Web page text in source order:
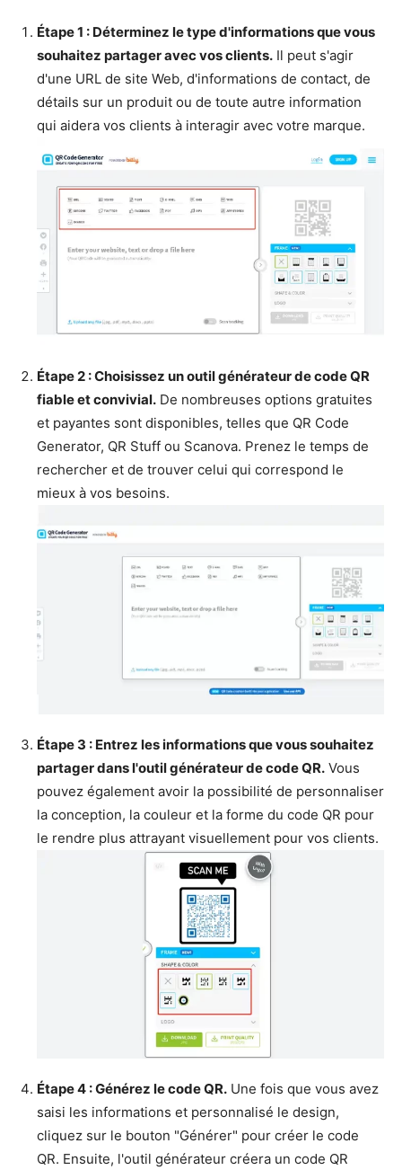
Étape 1 : Déterminez le type d'informations que vous
souhaitez partager avec vos clients. Il peut s'agir
d'une URL de site Web, d'informations de contact, de
détails sur un produit ou de toute autre information
qui aidera vos clients à interagir avec votre marque.
Étape 2 : Choisissez un outil générateur de code QR
fiable et convivial. De nombreuses options gratuites
et payantes sont disponibles, telles que QR Code
Generator, QR Stuff ou Scanova. Prenez le temps de
rechercher et de trouver celui qui correspond le
mieux à vos besoins.
Étape 3 : Entrez les informations que vous souhaitez
partager dans l'outil générateur de code QR. Vous
pouvez également avoir la possibilité de personnaliser
la conception, la couleur et la forme du code QR pour
le rendre plus attrayant visuellement pour vos clients.
Étape 4 : Générez le code QR. Une fois que vous avez
saisi les informations et personnalisé le design,
cliquez sur le bouton "Générer" pour créer le code
QR. Ensuite, l'outil générateur créera un code QR